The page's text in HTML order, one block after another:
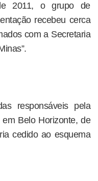
2011, o grupo de
recebeu cerca
com a Secretaria
responsáveis pela
Belo Horizonte, de
cedido ao esquema